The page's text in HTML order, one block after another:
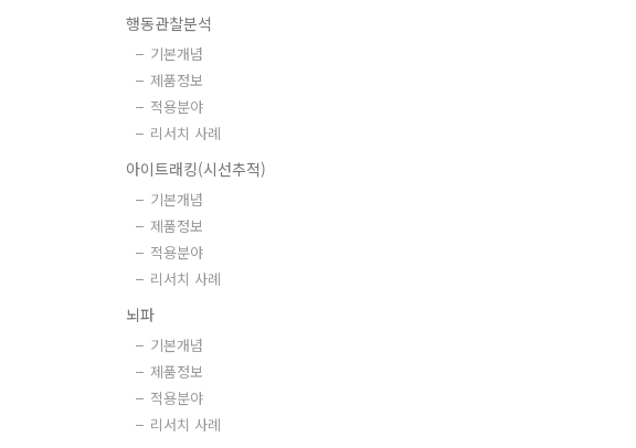
행동관찰분석
기본개념
제품정보
적용분야
리서치 사례
아이트래킹(시선추적)
기본개념
제품정보
적용분야
리서치 사례
뇌파
기본개념
제품정보
적용분야
리서치 사례